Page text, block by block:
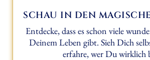
SCHAU IN DEN
Entdecke, dass es schon viele
Deinem Leben gibt. Sieh Dich
erfahre, wer Du wirklich